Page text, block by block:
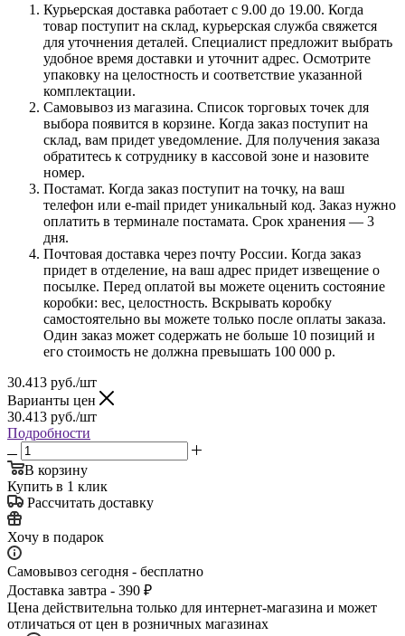
Курьерская доставка работает с 9.00 до 19.00. Когда
товар поступит на склад, курьерская служба свяжется
для уточнения деталей. Специалист предложит выбрать
удобное время доставки и уточнит адрес. Осмотрите
упаковку на целостность и соответствие указанной
комплектации.
Самовывоз из магазина. Список торговых точек для
выбора появится в корзине. Когда заказ поступит на
склад, вам придет уведомление. Для получения заказа
обратитесь к сотруднику в кассовой зоне и назовите
номер.
Постамат. Когда заказ поступит на точку, на ваш
телефон или e-mail придет уникальный код. Заказ нужно
оплатить в терминале постамата. Срок хранения — 3
дня.
Почтовая доставка через почту России. Когда заказ
придет в отделение, на ваш адрес придет извещение о
посылке. Перед оплатой вы можете оценить состояние
коробки: вес, целостность. Вскрывать коробку
самостоятельно вы можете только после оплаты заказа.
Один заказ может содержать не больше 10 позиций и
его стоимость не должна превышать 100 000 р.
30.413 руб./шт
Варианты цен
30.413 руб./шт
Подробности
В корзину
Купить в 1 клик
Рассчитать доставку
Хочу в подарок
Самовывоз сегодня - бесплатно
Доставка завтра - 390 ₽
Цена действительна только для интернет-магазина и может
отличаться от цен в розничных магазинах